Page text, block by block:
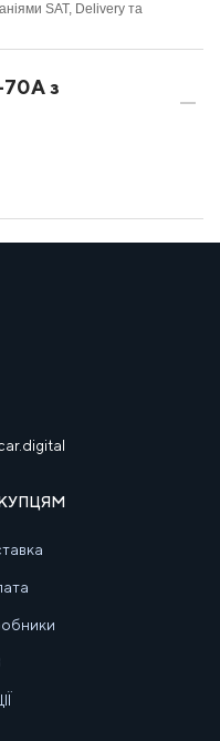
SAT, Delivery та
70A з